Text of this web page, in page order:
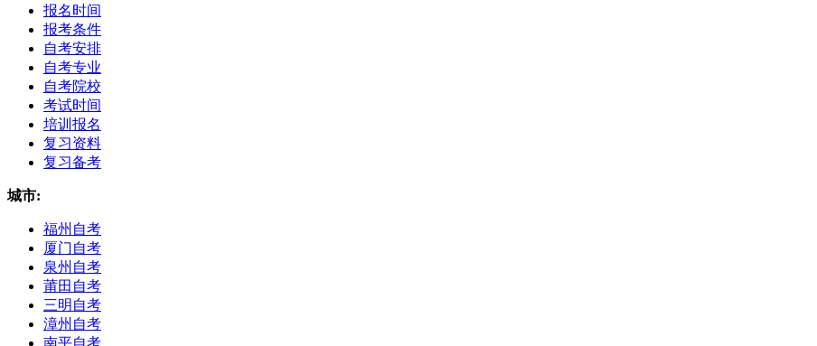
报名时间
报考条件
自考安排
自考专业
自考院校
考试时间
培训报名
复习资料
复习备考
城市:
福州自考
厦门自考
泉州自考
莆田自考
三明自考
漳州自考
南平自考